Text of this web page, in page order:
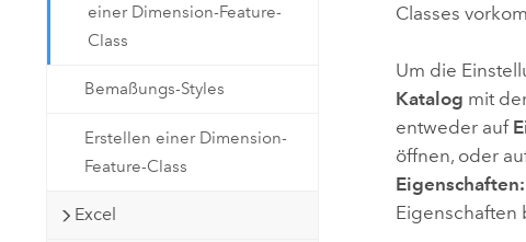
einer Dimension-Feature-
Class
Bemaßungs-Styles
Erstellen einer Dimension-
Feature-Class
Excel
Classes
Um die
Katalog mit
entweder auf
öffnen, oder
Eigenschaften